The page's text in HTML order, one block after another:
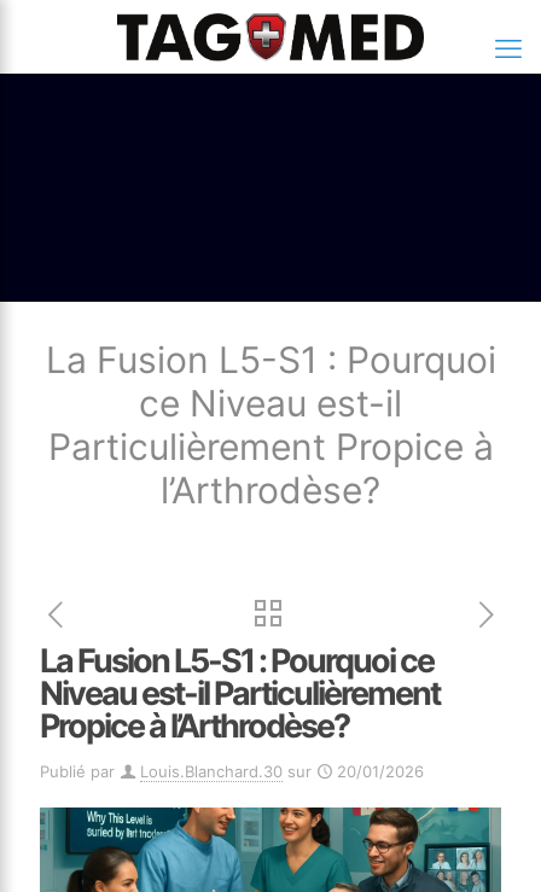
La Fusion L5-S1 : Pourquoi
ce Niveau est-il
Particulièrement Propice à
l’Arthrodèse?
La Fusion L5-S1 : Pourquoi ce
Niveau est-il Particulièrement
Propice à l’Arthrodèse?
Publié par Louis.Blanchard.30 sur 20/01/2026